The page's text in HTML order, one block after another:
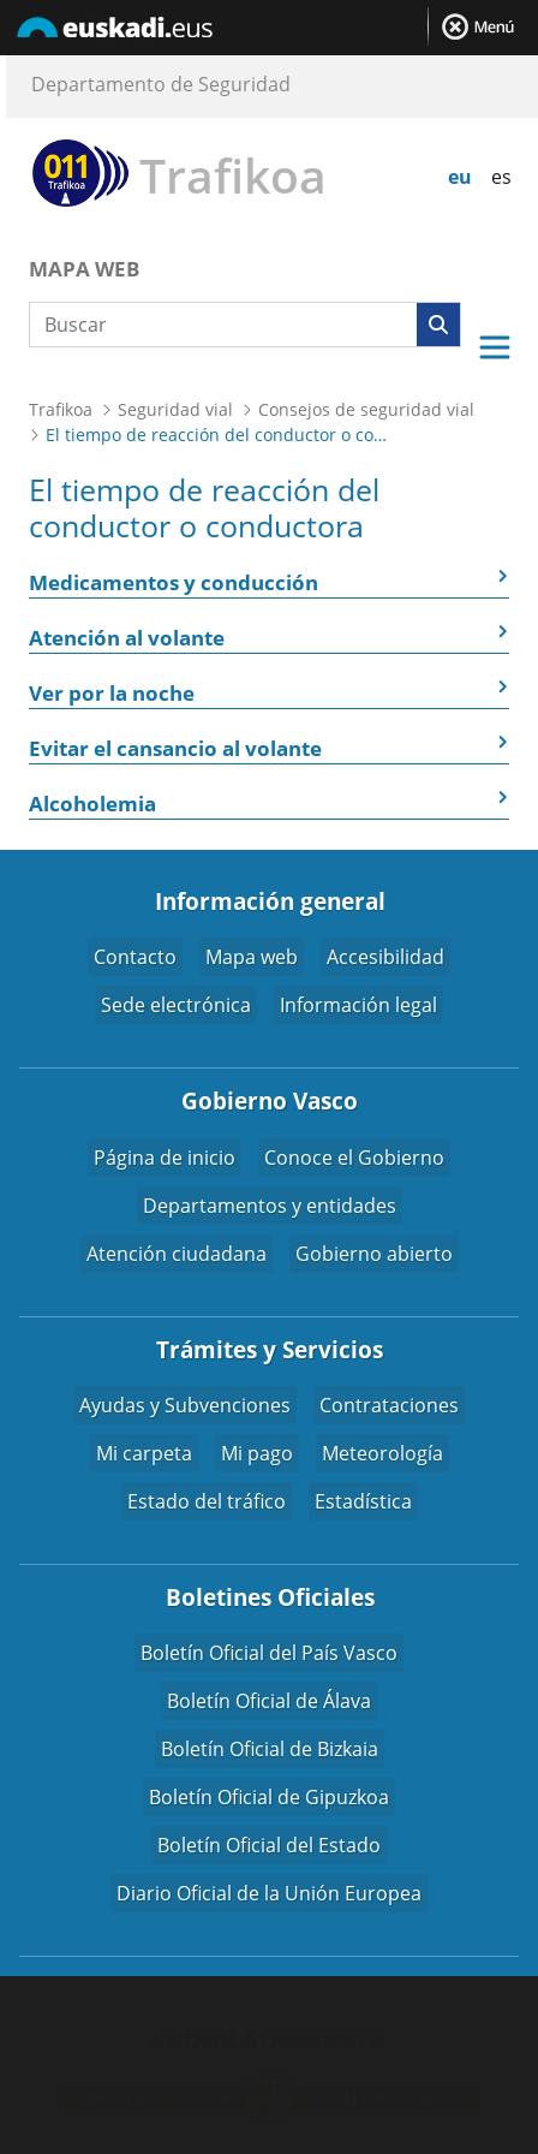
Trafikoa eu es
Departamento de Seguridad
MAPA WEB
Búsqueda web
Trafikoa Seguridad vial
Consejos de seguridad vial
El tiempo de reacción del conductor o conductora
El tiempo de reacción del
conductor o conductora
Medicamentos y conducción
Atención al volante
Ver por la noche
Evitar el cansancio al volante
Alcoholemia
Información general
Contacto Mapa web
Accesibilidad
Sede electrónica
Información legal
Gobierno Vasco
Página de inicio
Conoce el Gobierno
Departamentos y entidades
Atención ciudadana
Gobierno abierto
Trámites y Servicios
Ayudas y Subvenciones
Contrataciones
Mi carpeta
Mi pago
Meteorología
Estado del tráfico
Estadística
Boletines Oficiales
Boletín Oficial del País Vasco
Boletín Oficial de Álava
Boletín Oficial de Bizkaia
Boletín Oficial de Gipuzkoa
Boletín Oficial del Estado
Diario Oficial de la Unión Europea